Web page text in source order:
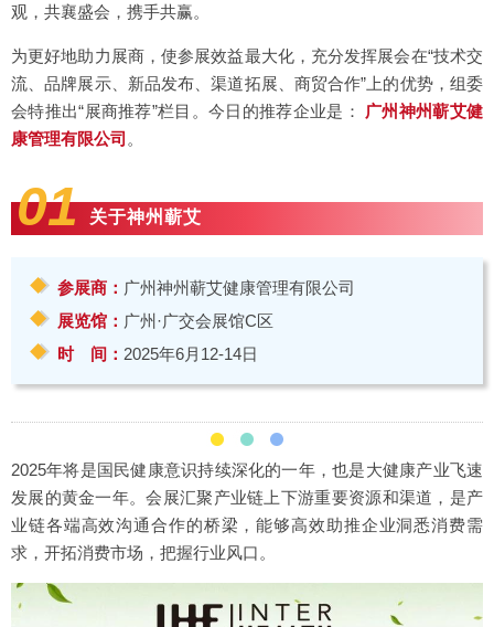
观，共襄盛会，携手共赢。
为更好地助力展商，使参展效益最大化，充分发挥展会在“技术交
流、品牌展示、新品发布、渠道拓展、商贸合作”上的优势，组委
会特推出“展商推荐”栏目。今日的推荐企业是： 广州神州蕲艾健
康管理有限公司 。
01 关于神州蕲艾
参展商： 广州神州蕲艾健康管理有限公司
展览馆： 广州·广交会展馆C区
时 间： 2025年6月12-14日
2025年将是国民健康意识持续深化的一年，也是大健康产业飞速
发展的黄金一年。会展汇聚产业链上下游重要资源和渠道，是产
业链各端高效沟通合作的桥梁，能够高效助推企业洞悉消费需
求，开拓消费市场，把握行业风口。